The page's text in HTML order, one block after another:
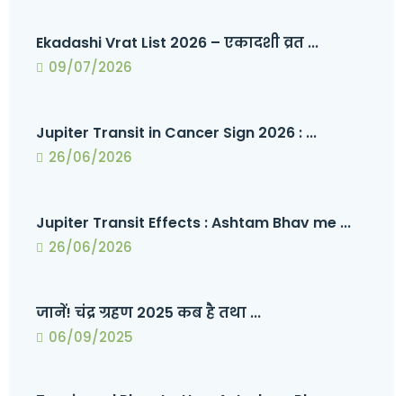
Ekadashi Vrat List 2026 – एकादशी व्रत ...
09/07/2026
Jupiter Transit in Cancer Sign 2026 : ...
26/06/2026
Jupiter Transit Effects : Ashtam Bhav me ...
26/06/2026
जानें! चंद्र ग्रहण 2025 कब है तथा ...
06/09/2025